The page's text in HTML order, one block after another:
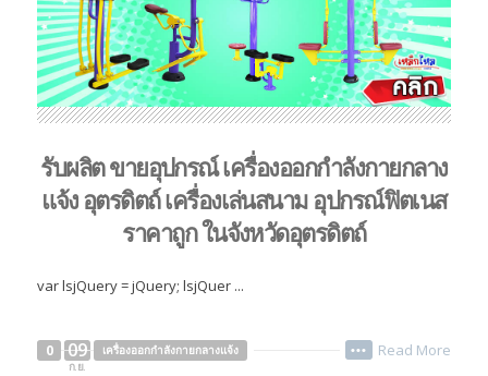
รับผลิต ขายอุปกรณ์ เครื่องออกกำลังกายกลาง
แจ้ง อุตรดิตถ์ เครื่องเล่นสนาม อุปกรณ์ฟิตเนส
ราคาถูก ในจังหวัดอุตรดิตถ์
var lsjQuery = jQuery; lsjQuer ...
0 09
ก.ย.
เครื่องออกกำลังกายกลางแจ้ง Read More
•••